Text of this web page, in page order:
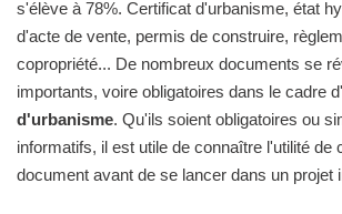
s'élève à 78%. Certificat d'urbanisme, état
d'acte de vente, permis de construire,
copropriété... De nombreux documents se
importants, voire obligatoires dans le cadre
d'urbanisme. Qu'ils soient obligatoires ou
informatifs, il est utile de connaître l'utilité de
document avant de se lancer dans un projet